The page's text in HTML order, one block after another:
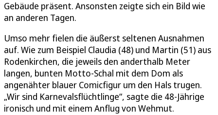
Gebäude präsent. Ansonsten zeigte sich ein Bild wie
an anderen Tagen.
Umso mehr fielen die äußerst seltenen Ausnahmen
auf. Wie zum Beispiel Claudia (48) und Martin (51) aus
Rodenkirchen, die jeweils den anderthalb Meter
langen, bunten Motto-Schal mit dem Dom als
angenähter blauer Comicfigur um den Hals trugen.
„Wir sind Karnevalsflüchtlinge“, sagte die 48-Jährige
ironisch und mit einem Anflug von Wehmut.